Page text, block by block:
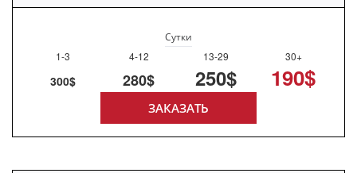
Сутки
1-3
4-12 13-29 30+
300$ 280$ 250$ 190$
ЗАКАЗАТЬ